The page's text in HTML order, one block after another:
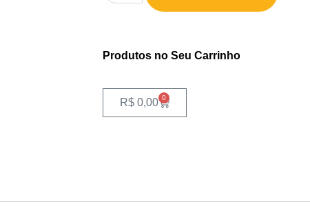
Produtos no Seu Carrinho
R$ 0,00 0